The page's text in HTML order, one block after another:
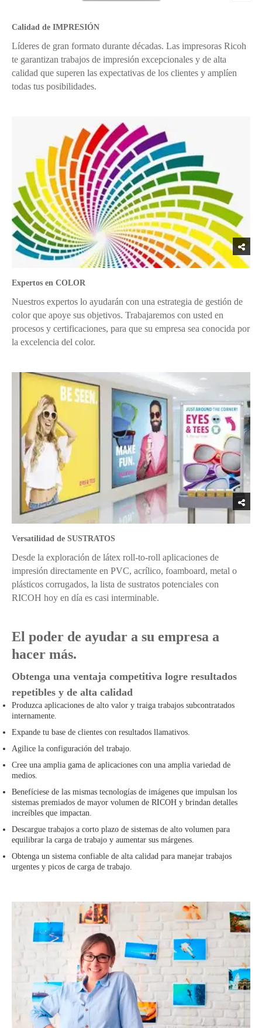
Calidad de IMPRESIÓN
Líderes de gran formato durante décadas. Las impresoras Ricoh
te garantizan trabajos de impresión excepcionales y de alta
calidad que superen las expectativas de los clientes y amplíen
todas tus posibilidades.
Expertos en COLOR
Nuestros expertos lo ayudarán con una estrategia de gestión de
color que apoye sus objetivos. Trabajaremos con usted en
procesos y certificaciones, para que su empresa sea conocida por
la excelencia del color.
Versatilidad de SUSTRATOS
Desde la exploración de látex roll-to-roll aplicaciones de
impresión directamente en PVC, acrílico, foamboard, metal o
plásticos corrugados, la lista de sustratos potenciales con
RICOH hoy en día es casi interminable.
El poder de ayudar a su empresa a
hacer más.
Obtenga una ventaja competitiva logre resultados
repetibles y de alta calidad
Produzca aplicaciones de alto valor y traiga trabajos subcontratados
internamente.
Expande tu base de clientes con resultados llamativos.
Agilice la configuración del trabajo.
Cree una amplia gama de aplicaciones con una amplia variedad de
medios.
Benefíciese de las mismas tecnologías de imágenes que impulsan los
sistemas premiados de mayor volumen de RICOH y brindan detalles
increíbles que impactan.
Descargue trabajos a corto plazo de sistemas de alto volumen para
equilibrar la carga de trabajo y aumentar sus márgenes.
Obtenga un sistema confiable de alta calidad para manejar trabajos
urgentes y picos de carga de trabajo.